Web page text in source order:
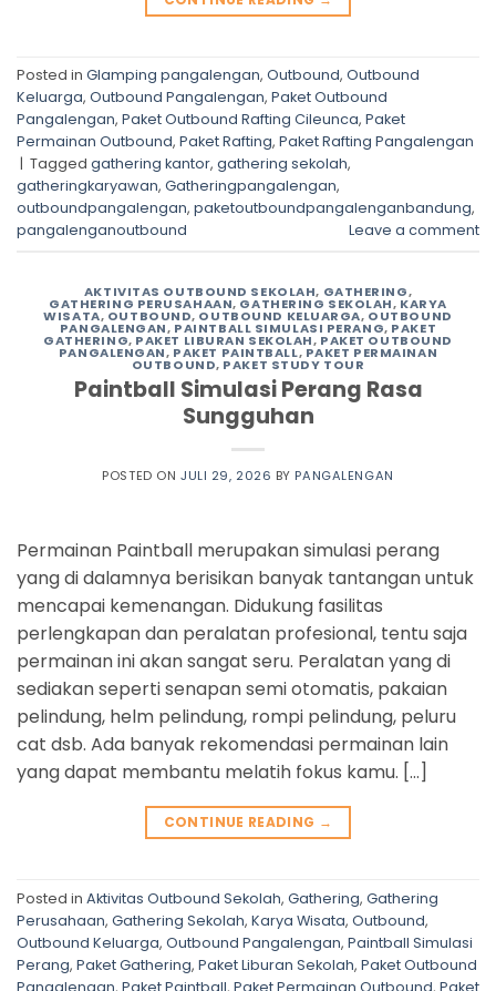
Posted in Glamping pangalengan, Outbound, Outbound
Keluarga, Outbound Pangalengan, Paket Outbound
Pangalengan, Paket Outbound Rafting Cileunca, Paket
Permainan Outbound, Paket Rafting, Paket Rafting Pangalengan
| Tagged gathering kantor, gathering sekolah,
gatheringkaryawan, Gatheringpangalengan,
outboundpangalengan, paketoutboundpangalenganbandung,
pangalenganoutbound
Leave a comment
AKTIVITAS OUTBOUND SEKOLAH, GATHERING,
GATHERING PERUSAHAAN, GATHERING SEKOLAH, KARYA
WISATA, OUTBOUND, OUTBOUND KELUARGA, OUTBOUND
PANGALENGAN, PAINTBALL SIMULASI PERANG, PAKET
GATHERING, PAKET LIBURAN SEKOLAH, PAKET OUTBOUND
PANGALENGAN, PAKET PAINTBALL, PAKET PERMAINAN
OUTBOUND, PAKET STUDY TOUR
Paintball Simulasi Perang Rasa
Sungguhan
POSTED ON JULI 29, 2026 BY PANGALENGAN
Permainan Paintball merupakan simulasi perang
yang di dalamnya berisikan banyak tantangan untuk
mencapai kemenangan. Didukung fasilitas
perlengkapan dan peralatan profesional, tentu saja
permainan ini akan sangat seru. Peralatan yang di
sediakan seperti senapan semi otomatis, pakaian
pelindung, helm pelindung, rompi pelindung, peluru
cat dsb. Ada banyak rekomendasi permainan lain
yang dapat membantu melatih fokus kamu. […]
CONTINUE READING →
Posted in Aktivitas Outbound Sekolah, Gathering, Gathering
Perusahaan, Gathering Sekolah, Karya Wisata, Outbound,
Outbound Keluarga, Outbound Pangalengan, Paintball Simulasi
Perang, Paket Gathering, Paket Liburan Sekolah, Paket Outbound
Pangalengan, Paket Paintball, Paket Permainan Outbound, Paket